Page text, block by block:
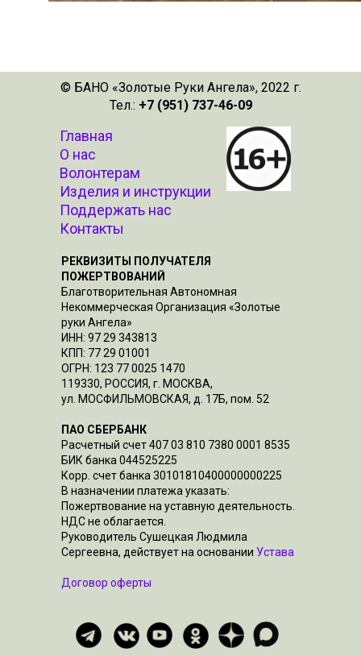
© БАНО «Золотые Руки Ангела», 2022 г.
Тел.: +7 (951) 737-46-09
РЕКВИЗИТЫ ПОЛУЧАТЕЛЯ
ПОЖЕРТВОВАНИЙ
Благотворительная Автономная
Некоммерческая Организация «Золотые
руки Ангела»
ИНН: 97 29 343813
КПП: 77 29 01001
ОГРН: 123 77 0025 1470
119330, РОССИЯ, г. МОСКВА,
ул. МОСФИЛЬМОВСКАЯ, д. 17Б, пом. 52
ПАО СБЕРБАНК
Расчетный счет 407 03 810 7380 0001 8535
БИК банка 044525225
Корр. счет банка 30101810400000000225
В назначении платежа указать:
Пожертвование на уставную деятельность.
НДС не облагается.
Руководитель Сушецкая Людмила
Сергеевна, действует на основании Устава
Договор оферты
Главная
О нас
Волонтерам
Изделия и инструкции
Поддержать нас
Контакты